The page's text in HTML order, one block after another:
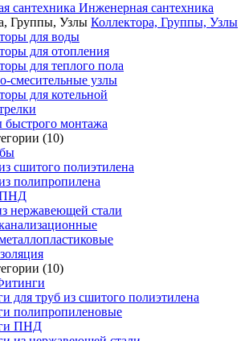
Инженерная сантехника
Коллектора, Группы, Узлы
для воды
для отопления
для теплого пола
смесительные узлы
для котельной
быстрого монтажа
(10)
сшитого полиэтилена
полипропилена
ПНД
нержавеющей стали
(10)
для труб из сшитого полиэтилена
полипропиленовые
ПНД